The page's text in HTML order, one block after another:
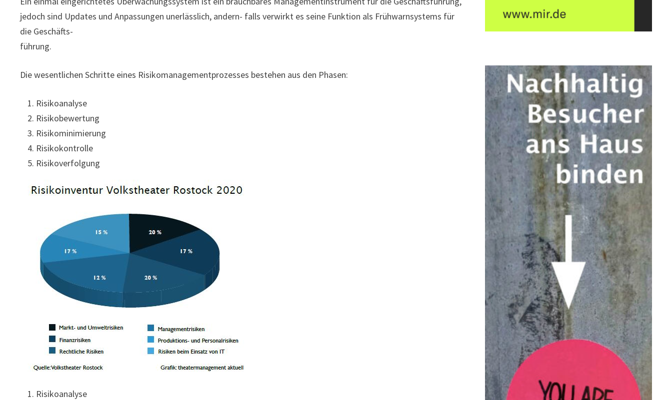
jedoch sind Updates und Anpassungen unerlässlich, andern- falls verwirkt es seine Funktion als Frühwarnsystems für
die Geschäfts-
führung.
Die wesentlichen Schritte eines Risikomanagementprozesses bestehen aus den Phasen:
Risikoanalyse
Risikobewertung
Risikominimierung
Risikokontrolle
Risikoverfolgung
Risikoanalyse